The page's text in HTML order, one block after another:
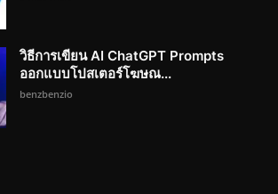
วิธีการเขียน AI ChatGPT Prompts
ออกแบบโปสเตอร์โฆษณ...
benzbenzio